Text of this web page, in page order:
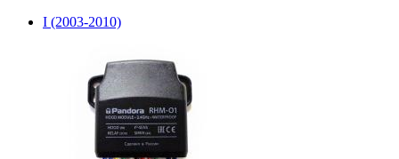
I (2003-2010)